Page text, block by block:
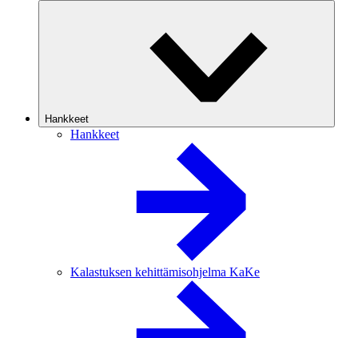
Hankkeet
Hankkeet
Kalastuksen kehittämisohjelma KaKe